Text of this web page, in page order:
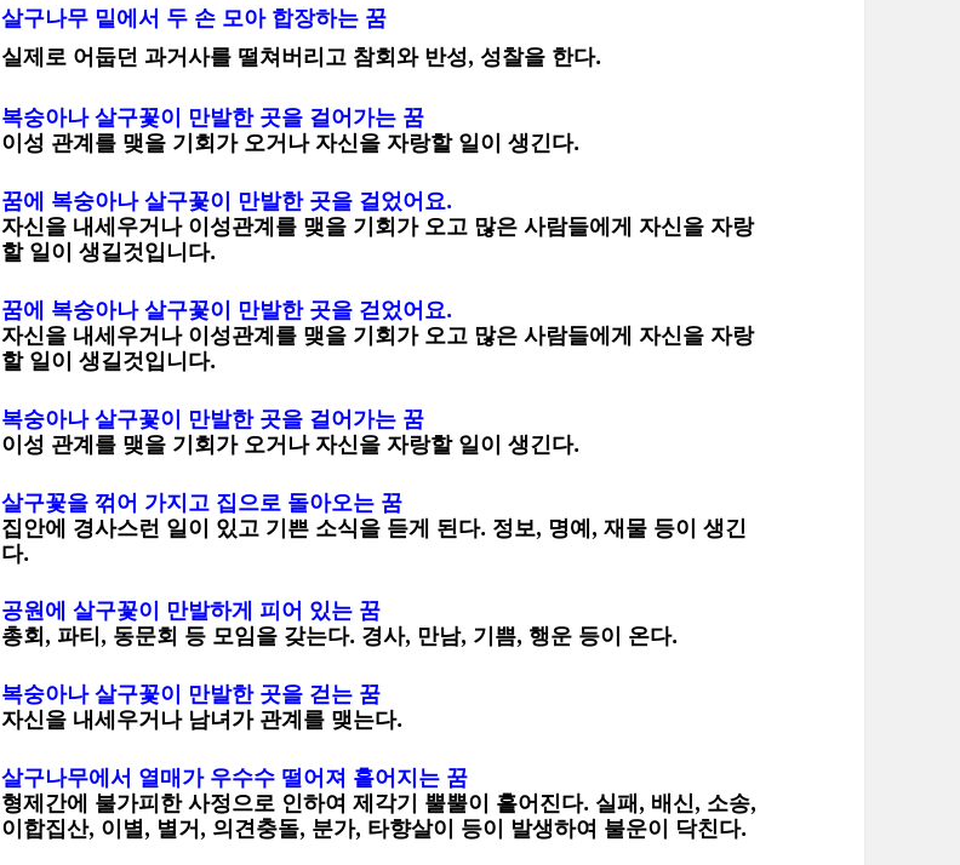
살구나무 밑에서 두 손 모아 합장하는 꿈
실제로 어둡던 과거사를 떨쳐버리고 참회와 반성, 성찰을 한다.
복숭아나 살구꽃이 만발한 곳을 걸어가는 꿈
이성 관계를 맺을 기회가 오거나 자신을 자랑할 일이 생긴다.
꿈에 복숭아나 살구꽃이 만발한 곳을 걸었어요.
자신을 내세우거나 이성관계를 맺을 기회가 오고 많은 사람들에게 자신을 자랑
할 일이 생길것입니다.
꿈에 복숭아나 살구꽃이 만발한 곳을 걷었어요.
자신을 내세우거나 이성관계를 맺을 기회가 오고 많은 사람들에게 자신을 자랑
할 일이 생길것입니다.
복숭아나 살구꽃이 만발한 곳을 걸어가는 꿈
이성 관계를 맺을 기회가 오거나 자신을 자랑할 일이 생긴다.
살구꽃을 꺾어 가지고 집으로 돌아오는 꿈
집안에 경사스런 일이 있고 기쁜 소식을 듣게 된다. 정보, 명예, 재물 등이 생긴
다.
공원에 살구꽃이 만발하게 피어 있는 꿈
총회, 파티, 동문회 등 모임을 갖는다. 경사, 만남, 기쁨, 행운 등이 온다.
복숭아나 살구꽃이 만발한 곳을 걷는 꿈
자신을 내세우거나 남녀가 관계를 맺는다.
살구나무에서 열매가 우수수 떨어져 흩어지는 꿈
형제간에 불가피한 사정으로 인하여 제각기 뿔뿔이 흩어진다. 실패, 배신, 소송,
이합집산, 이별, 별거, 의견충돌, 분가, 타향살이 등이 발생하여 불운이 닥친다.